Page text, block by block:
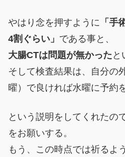
やはり念を押すように 「手
4割ぐらい」 である事と、
大腸CTは問題が無かった と
そして検査結果は、自分の
曜）で良ければ水曜に予約
という説明をしてくれたの
をお願いする。
もう、この時点では祈るよ